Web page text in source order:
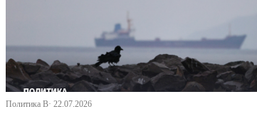
Политика В· 22.07.2026